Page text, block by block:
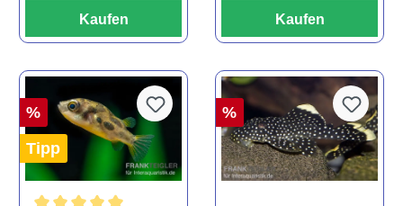
Kaufen Kaufen
%
Tipp
%